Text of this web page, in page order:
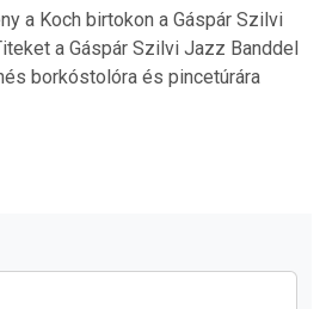
a Koch birtokon a Gáspár Szilvi
a Gáspár Szilvi Jazz Banddel
borkóstolóra és pincetúrára